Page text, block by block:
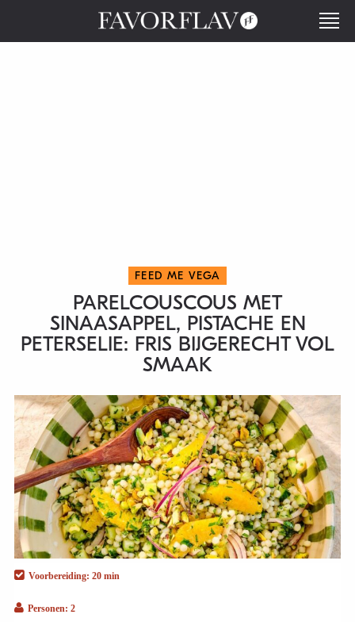
FEED ME VEGA
PARELCOUSCOUS MET
SINAASAPPEL, PISTACHE EN
PETERSELIE: FRIS BIJGERECHT VOL
SMAAK
Voorbereiding: 20 min
Personen: 2